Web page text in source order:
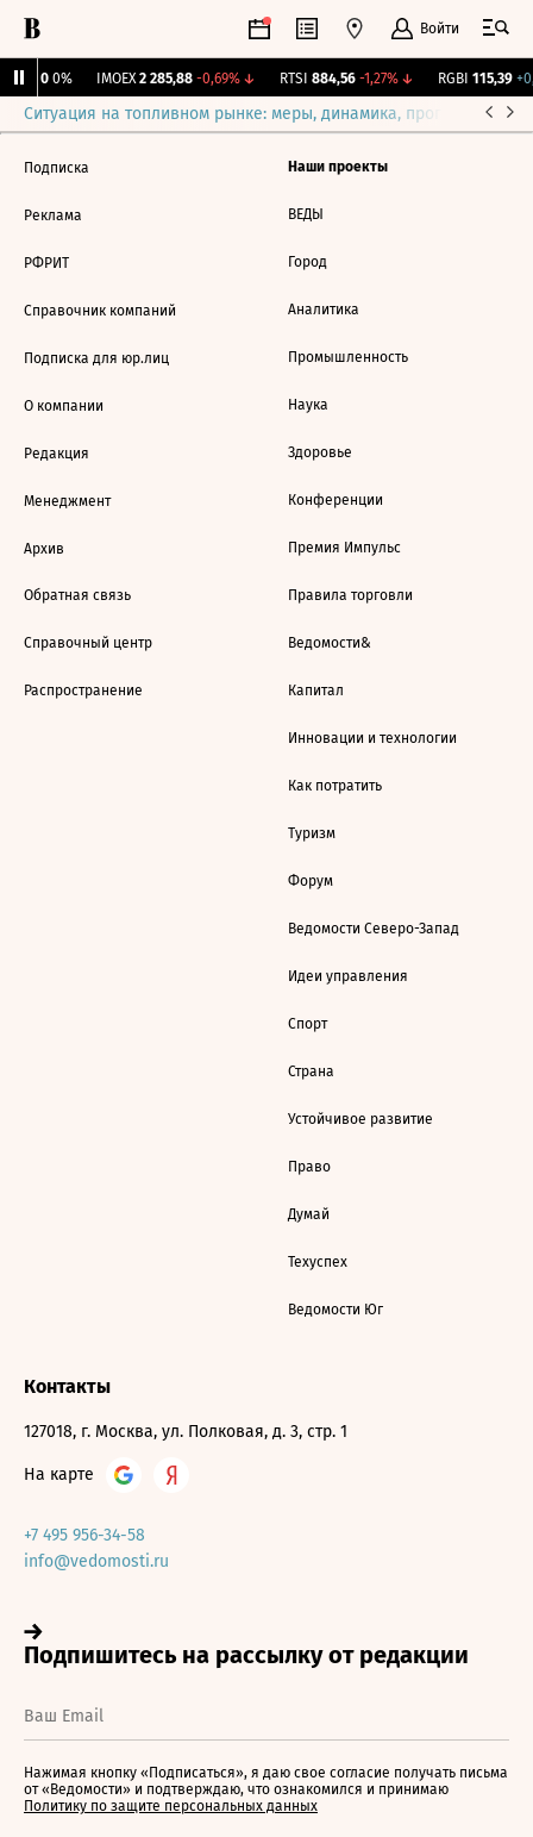
Войти
0 0% IMOEX 2 285,88 -0,69%↓ RTSI 884,56 -1,27%↓ RGBI 115,39
Ситуация на топливном рынке: меры, динамика, прогнозы
Подписка
Реклама
РФРИТ
Справочник компаний
Подписка для юр.лиц
О компании
Редакция
Менеджмент
Архив
Обратная связь
Справочный центр
Распространение
Наши проекты
ВЕДЫ
Город
Аналитика
Промышленность
Наука
Здоровье
Конференции
Премия Импульс
Правила торговли
Ведомости&
Капитал
Инновации и технологии
Как потратить
Туризм
Форум
Ведомости Северо-Запад
Идеи управления
Спорт
Страна
Устойчивое развитие
Право
Думай
Техуспех
Ведомости Юг
Контакты
127018, г. Москва, ул. Полковая, д. 3, стр. 1
На карте
+7 495 956-34-58
info@vedomosti.ru
Нажимая кнопку «Подписаться», я даю свое согласие получать письма
от «Ведомости» и подтверждаю, что ознакомился и принимаю
Политику по защите персональных данных